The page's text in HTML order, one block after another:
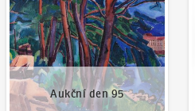
Aukční den 95